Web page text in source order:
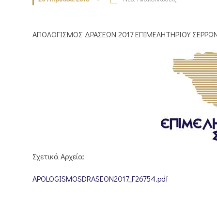
ΑΠΟΛΟΓΙΣΜΟΣ ΔΡΑΣΕΩΝ 2017 ΕΠΙΜΕΛΗΤΗΡΙΟΥ
Σχετικά Αρχεία:
APOLOGISMOSDRASEON2017_F26754.pdf